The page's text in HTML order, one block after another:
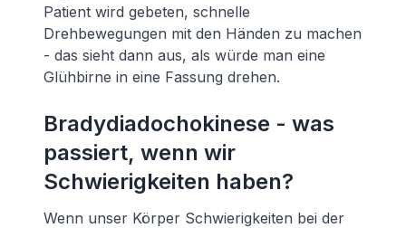
Patient wird gebeten, schnelle
Drehbewegungen mit den Händen zu machen
- das sieht dann aus, als würde man eine
Glühbirne in eine Fassung drehen.
Bradydiadochokinese - was
passiert, wenn wir
Schwierigkeiten haben?
Wenn unser Körper Schwierigkeiten bei der